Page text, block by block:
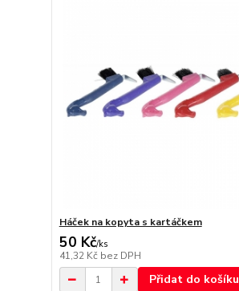
Háček na kopyta s kartáčkem
50 Kč/ks
41,32 Kč bez DPH
Přidat do košíku